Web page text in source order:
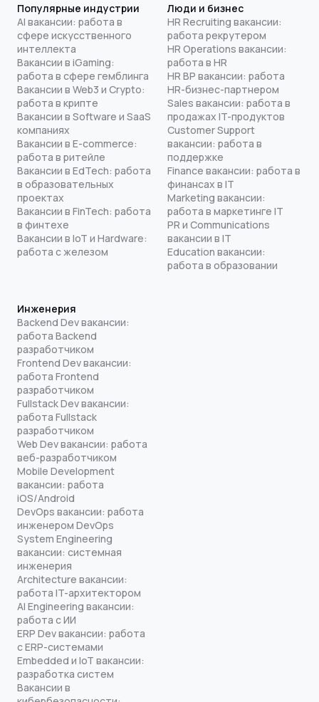
Популярные индустрии
AI вакансии: работа в
сфере искусственного
интеллекта
Вакансии в iGaming:
работа в сфере гемблинга
Вакансии в Web3 и Crypto:
работа в крипте
Вакансии в Software и SaaS
компаниях
Вакансии в E-commerce:
работа в ритейле
Вакансии в EdTech: работа
в образовательных
проектах
Вакансии в FinTech: работа
в финтехе
Вакансии в IoT и Hardware:
работа с железом
Люди и бизнес
HR Recruiting вакансии:
работа рекрутером
HR Operations вакансии:
работа в HR
HR BP вакансии: работа
HR-бизнес-партнером
Sales вакансии: работа в
продажах IT-продуктов
Customer Support
вакансии: работа в
поддержке
Finance вакансии: работа в
финансах в IT
Marketing вакансии:
работа в маркетинге IT
PR и Communications
вакансии в IT
Education вакансии:
работа в образовании
Инженерия
Backend Dev вакансии:
работа Backend
разработчиком
Frontend Dev вакансии:
работа Frontend
разработчиком
Fullstack Dev вакансии:
работа Fullstack
разработчиком
Web Dev вакансии: работа
веб-разработчиком
Mobile Development
вакансии: работа
iOS/Android
DevOps вакансии: работа
инженером DevOps
System Engineering
вакансии: системная
инженерия
Architecture вакансии:
работа IT-архитектором
AI Engineering вакансии:
работа с ИИ
ERP Dev вакансии: работа
с ERP-системами
Embedded и IoT вакансии:
разработка систем
Вакансии в